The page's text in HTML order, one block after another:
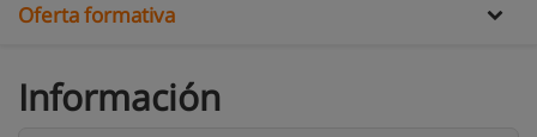
Oferta formativa
Información